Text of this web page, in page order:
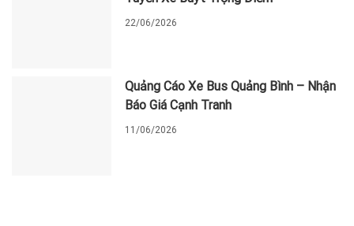
22/06/2026
Quảng Cáo Xe Bus Quảng Bình – Nhận
Báo Giá Cạnh Tranh
11/06/2026